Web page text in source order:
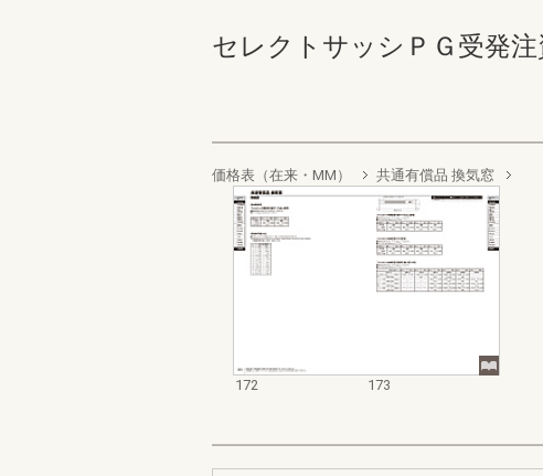
セレクトサッシＰＧ受発
価格表（在来・MM） 共通有償品 換気窓
172 173